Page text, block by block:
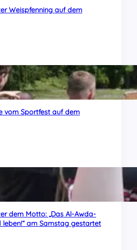
Weispfenning auf dem
vom Sportfest auf dem
dem Motto: „Das Al-Awda-
leben!“ am Samstag gestartet